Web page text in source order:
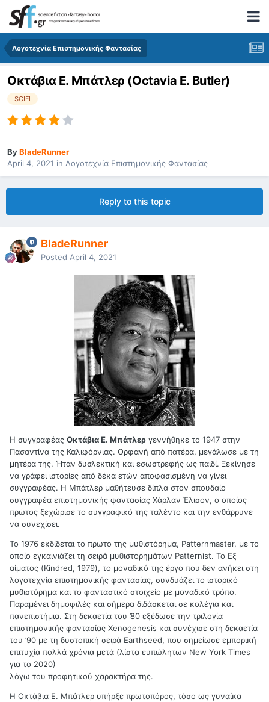
Λογοτεχνία Επιστημονικής Φαντασίας
Οκτάβια Ε. Μπάτλερ (Octavia E. Butler)
SCIFI
ByBladeRunner
April 4, 2021 in Λογοτεχνία Επιστημονικής Φαντασίας
Reply to this topic
BladeRunner
Posted April 4, 2021
Η συγγραφέας Οκτάβια Ε. Μπάτλερ γεννήθηκε το 1947 στην
Πασαντίνα της Καλιφόρνιας. Ορφανή από πατέρα, μεγάλωσε με τη
μητέρα της. Ήταν δυσλεκτική και εσωστρεφής ως παιδί. Ξεκίνησε
να γράφει ιστορίες από δέκα ετών αποφασισμένη να γίνει
συγγραφέας. Η Μπάτλερ μαθήτευσε δίπλα στον σπουδαίο
συγγραφέα επιστημονικής φαντασίας Χάρλαν Έλισον, ο οποίος
πρώτος ξεχώρισε το συγγραφικό της ταλέντο και την ενθάρρυνε
να συνεχίσει.
Το 1976 εκδίδεται το πρώτο της μυθιστόρημα, Patternmaster, με το
oποίο εγκαινιάζει τη σειρά μυθιστορημάτων Patternist. Το Εξ
αίματος (Kindred, 1979), το μοναδικό της έργο που δεν ανήκει στη
λογοτεχνία επιστημονικής φαντασίας, συνδυάζει το ιστορικό
μυθιστόρημα και το φανταστικό στοιχείο με μοναδικό τρόπο.
Παραμένει δημοφιλές και σήμερα διδάσκεται σε κολέγια και
πανεπιστήμια. Στη δεκαετία του ’80 εξέδωσε την τριλογία
επιστημονικής φαντασίας Xenogenesis και συνέχισε στη δεκαετία
του ’90 με τη δυστοπική σειρά Earthseed, που σημείωσε εμπορική
επιτυχία πολλά χρόνια μετά (λίστα ευπώλητων New York Times
για το 2020)
λόγω του προφητικού χαρακτήρα της.
Η Οκτάβια Ε. Μπάτλερ υπήρξε πρωτοπόρος, τόσο ως γυναίκα